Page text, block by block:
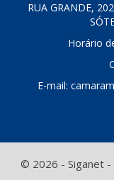
RUA GRANDE,
Horário
E-mail:
© 2026 - Siganet -